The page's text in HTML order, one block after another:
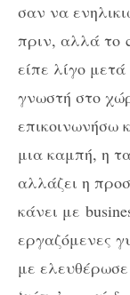
σαν να
πριν, αλλά το
είπε λίγο μετά
γνωστή στο
επικοινωνήσω
μια καμπή, η
αλλάζει η
κάνει με
εργαζόμενες
με